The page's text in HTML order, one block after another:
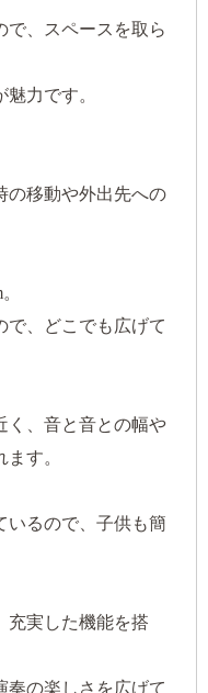
で、スペースを取ら
力です。
の移動や外出先への
で、どこでも広げて
く、音と音との幅や
す。
いるので、子供も簡
充実した機能を搭
奏の楽しさを広げて